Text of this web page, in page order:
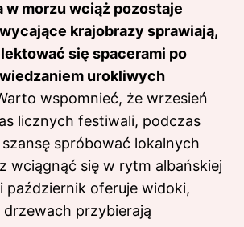
w morzu wciąż pozostaje
krajobrazy sprawiają,
się spacerami po
urokliwych
wspomnieć, że wrzesień
licznych festiwali, podczas
spróbować lokalnych
wciągnąć się w rytm albańskiej
październik oferuje widoki,
drzewach przybierają